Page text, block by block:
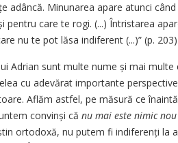
adâncă. Minunarea apare atunci
pentru care te rogi. (...) Întristarea
nu te pot lăsa indiferent (...)” (p. 203).
Adrian sunt multe nume și mai
cu adevărat importante
Aflăm astfel, pe măsură ce
convinși că nu mai este nimic
ortodoxă, nu putem fi indiferenți la